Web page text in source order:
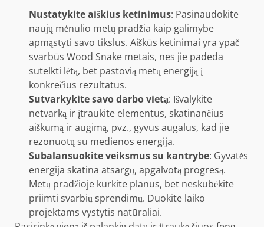
Nustatykite aiškius ketinimus: Pasinaudokite
naujų mėnulio metų pradžia kaip galimybe
apmąstyti savo tikslus. Aiškūs ketinimai yra ypač
svarbūs Wood Snake metais, nes jie padeda
sutelkti lėtą, bet pastovią metų energiją į
konkrečius rezultatus.
Sutvarkykite savo darbo vietą: Išvalykite
netvarką ir įtraukite elementus, skatinančius
aiškumą ir augimą, pvz., gyvus augalus, kad jie
rezonuotų su medienos energija.
Subalansuokite veiksmus su kantrybe: Gyvatės
energija skatina atsargų, apgalvotą progresą.
Metų pradžioje kurkite planus, bet neskubėkite
priimti svarbių sprendimų. Duokite laiko
projektams vystytis natūraliai.